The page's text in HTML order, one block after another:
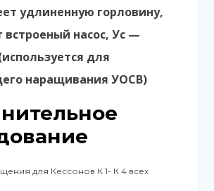
удлиненную горловину,
насос, Ус —
для
наращивания УОСВ)
для Кессонов К 1- К 4 всех